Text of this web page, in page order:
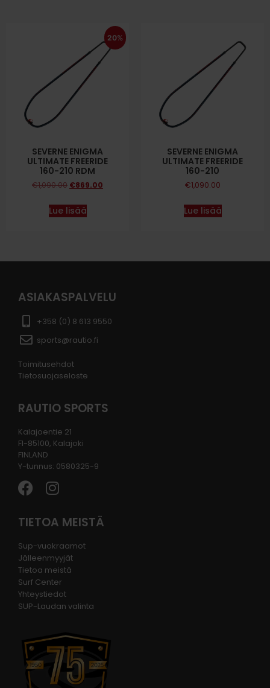
20%
SEVERNE ENIGMA
ULTIMATE FREERIDE
160-210 RDM
€1,090.00 €869.00
Lue lisää
SEVERNE ENIGMA
ULTIMATE FREERIDE
160-210
€1,090.00
Lue lisää
ASIAKASPALVELU
+358 (0) 8 613 9550
sports@rautio.fi
Toimitusehdot
Tietosuojaseloste
RAUTIO SPORTS
Kalajoentie 21
FI-85100, Kalajoki
FINLAND
Y-tunnus: 0580325-9
TIETOA MEISTÄ
Sup-vuokraamot
Jälleenmyyjät
Tietoa meistä
Surf Center
Yhteystiedot
SUP-Laudan valinta